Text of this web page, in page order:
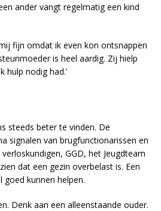
ander vangt regelmatig een kind
fijn omdat ik even kon ontsnappen
is heel aardig. Zij hielp
hulp nodig had.’
steeds beter te vinden. De
signalen van brugfunctionarissen en
GGD, het Jeugdteam
dat een gezin overbelast is. Een
goed kunnen helpen.
Denk aan een alleenstaande ouder.